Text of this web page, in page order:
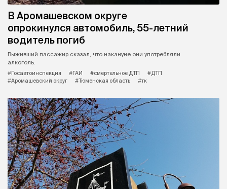
В Аромашевском округе
опрокинулся автомобиль, 55-летний
водитель погиб
Выживший пассажир сказал, что накануне они употребляли
алкоголь.
#Госавтоинспекция
#ГАИ #смертельное ДТП
#ДТП
#Аромашевский округ
#Тюменская область #тк